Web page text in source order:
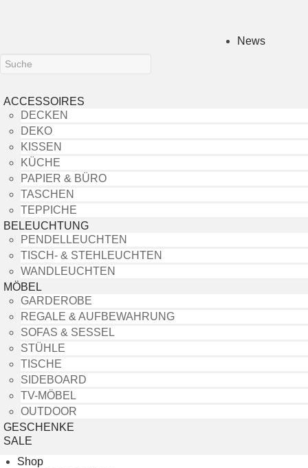
News
ACCESSOIRES
DECKEN
DEKO
KISSEN
KÜCHE
PAPIER & BÜRO
TASCHEN
TEPPICHE
BELEUCHTUNG
PENDELLEUCHTEN
TISCH- & STEHLEUCHTEN
WANDLEUCHTEN
MÖBEL
GARDEROBE
REGALE & AUFBEWAHRUNG
SOFAS & SESSEL
STÜHLE
TISCHE
SIDEBOARD
TV-MÖBEL
OUTDOOR
GESCHENKE
SALE
Shop